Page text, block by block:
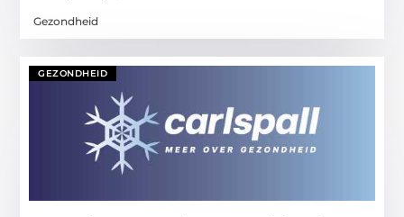
Gezondheid
GEZONDHEID